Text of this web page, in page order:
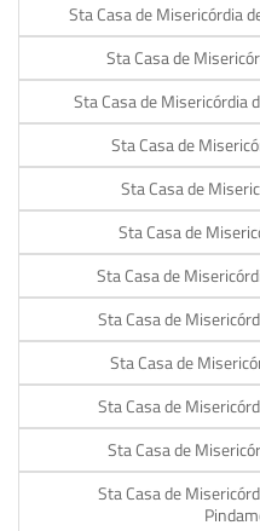
Sta Casa de Misericórdia
Sta Casa de
Sta Casa de Misericórdia
Sta Casa de
Sta Casa de
Sta Casa de
Sta Casa de
Sta Casa de
Sta Casa de
Sta Casa de
Sta Casa de
Sta Casa de